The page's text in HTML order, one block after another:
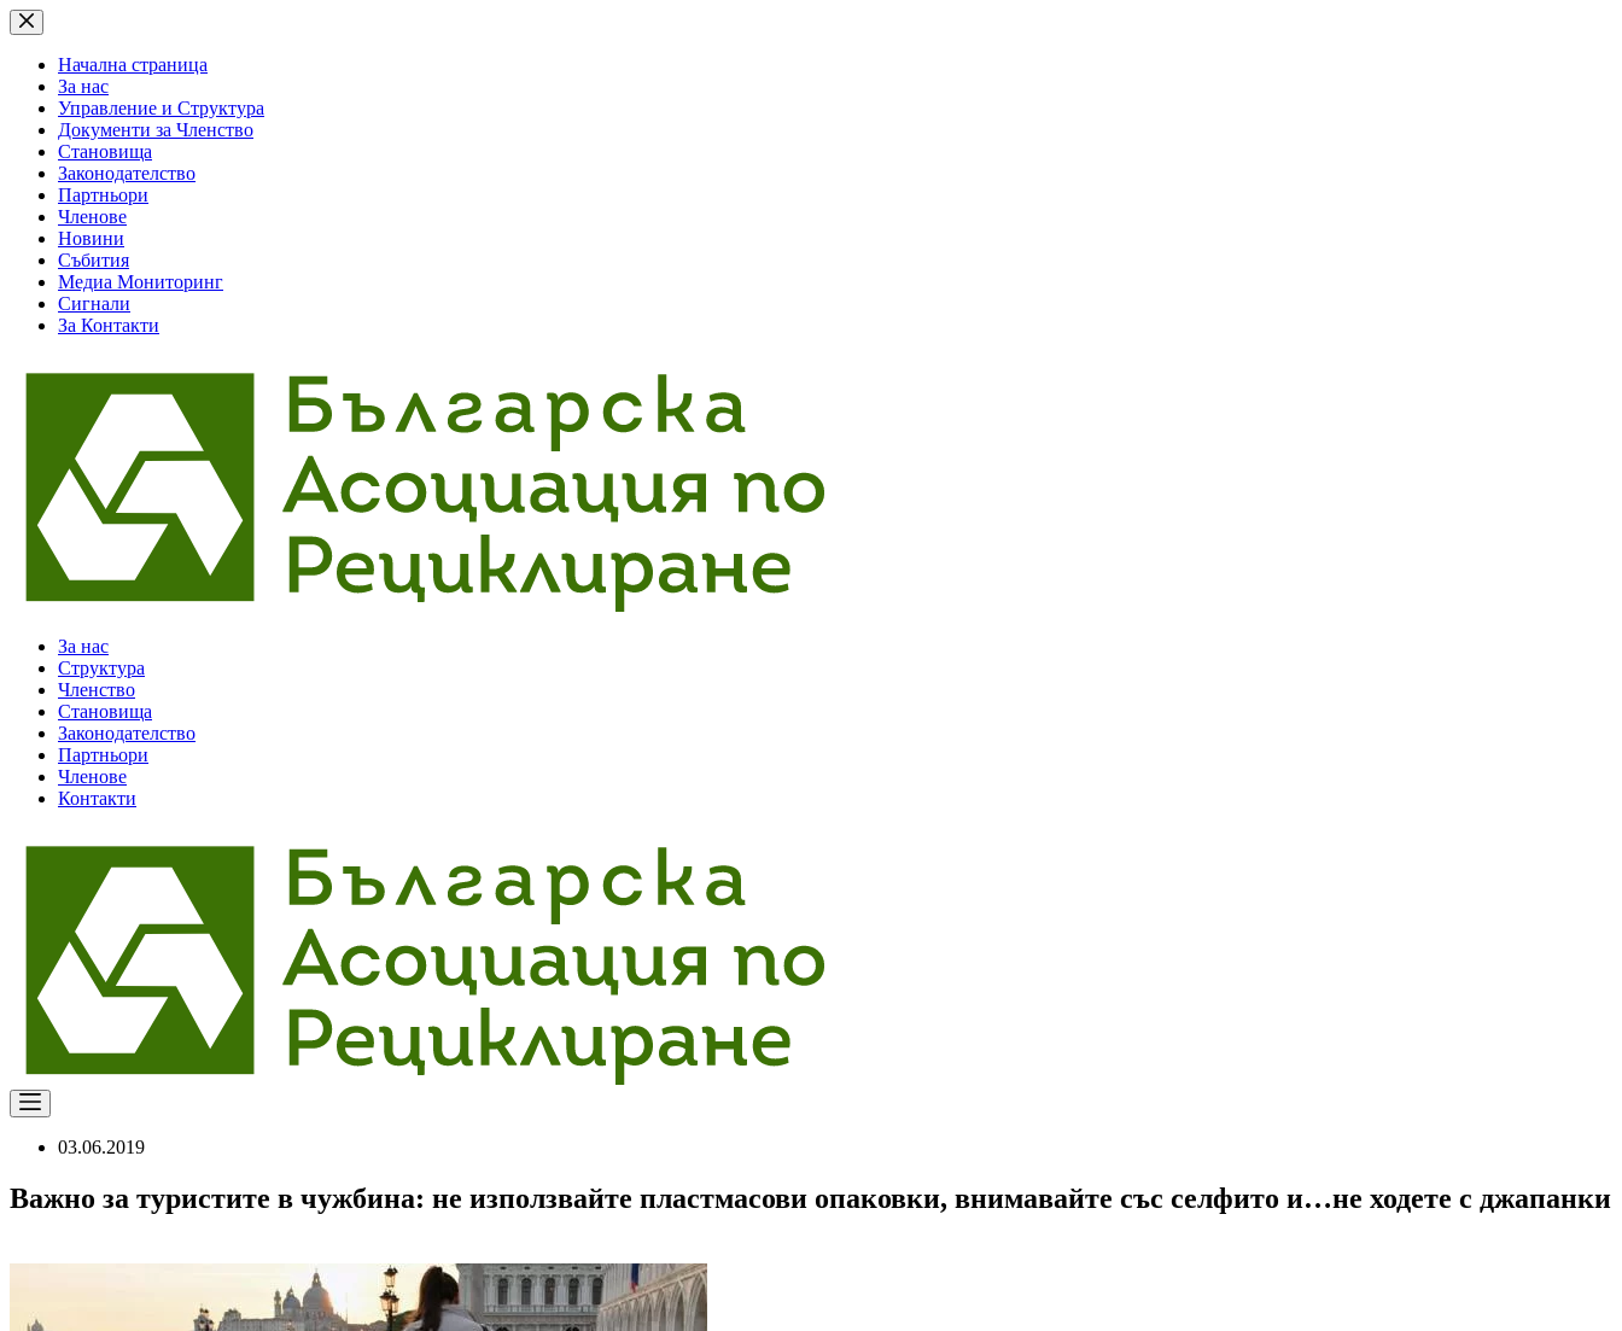
Skip
to
contentНачална страница
За нас
Управление и Структура
Документи за Членство
Становища
Законодателство
Партньори
Членове
Новини
Събития
Медиа Мониторинг
Сигнали
За Контакти
За нас
Структура
Членство
Становища
Законодателство
Партньори
Членове
Контакти
03.06.2019
Важно за туристите в чужбина: не използвайте пластмасови опаковки, внимавайте със селфито и…не ходете с джапанки